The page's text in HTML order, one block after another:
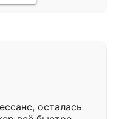
осталась